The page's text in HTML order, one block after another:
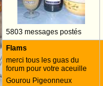
5803 messages postés
Flams
merci tous les guas du
forum pour votre aceuille
Gourou Pigeonneux